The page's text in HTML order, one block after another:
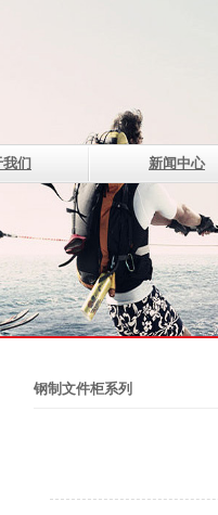
我们 新闻中心
上海诗烨企业发展有限
钢制系列办公家具的现代
电话：400-820-8669 400-
传真：021-33507330
邮箱：of@shshiye.com
钢制文件柜系列